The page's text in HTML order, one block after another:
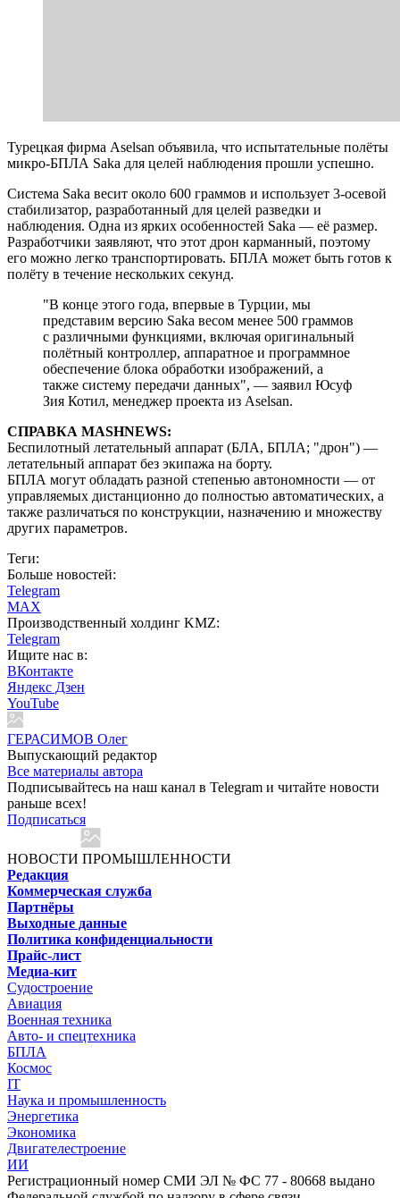
Турецкая фирма Aselsan объявила, что испытательные полёты
микро-БПЛА Saka для целей наблюдения прошли успешно.
Система Saka весит около 600 граммов и использует 3-осевой
стабилизатор, разработанный для целей разведки и
наблюдения. Одна из ярких особенностей Saka — её размер.
Разработчики заявляют, что этот дрон карманный, поэтому
его можно легко транспортировать. БПЛА может быть готов к
полёту в течение нескольких секунд.
"В конце этого года, впервые в Турции, мы
представим версию Saka весом менее 500 граммов
с различными функциями, включая оригинальный
полётный контроллер, аппаратное и программное
обеспечение блока обработки изображений, а
также систему передачи данных", — заявил Юсуф
Зия Котил, менеджер проекта из Aselsan.
СПРАВКА MASHNEWS:
Беспилотный летательный аппарат (БЛА, БПЛА; "дрон") —
летательный аппарат без экипажа на борту.
БПЛА могут обладать разной степенью автономности — от
управляемых дистанционно до полностью автоматических, а
также различаться по конструкции, назначению и множеству
других параметров.
Теги:
Больше новостей:
Telegram
MAX
Производственный холдинг KMZ:
Telegram
Ищите нас в:
ВКонтакте
Яндекс Дзен
YouTube
ГЕРАСИМОВ Олег
Выпускающий редактор
Все материалы автора
Подписывайтесь на наш канал в Telegram и читайте новости
раньше всех!
Подписаться
НОВОСТИ ПРОМЫШЛЕННОСТИ
Редакция
Коммерческая служба
Партнёры
Выходные данные
Политика конфиденциальности
Прайс-лист
Медиа-кит
Судостроение
Авиация
Военная техника
Авто- и спецтехника
БПЛА
Космос
IT
Наука и промышленность
Энергетика
Экономика
Двигателестроение
ИИ
Регистрационный номер СМИ ЭЛ № ФС 77 - 80668 выдано